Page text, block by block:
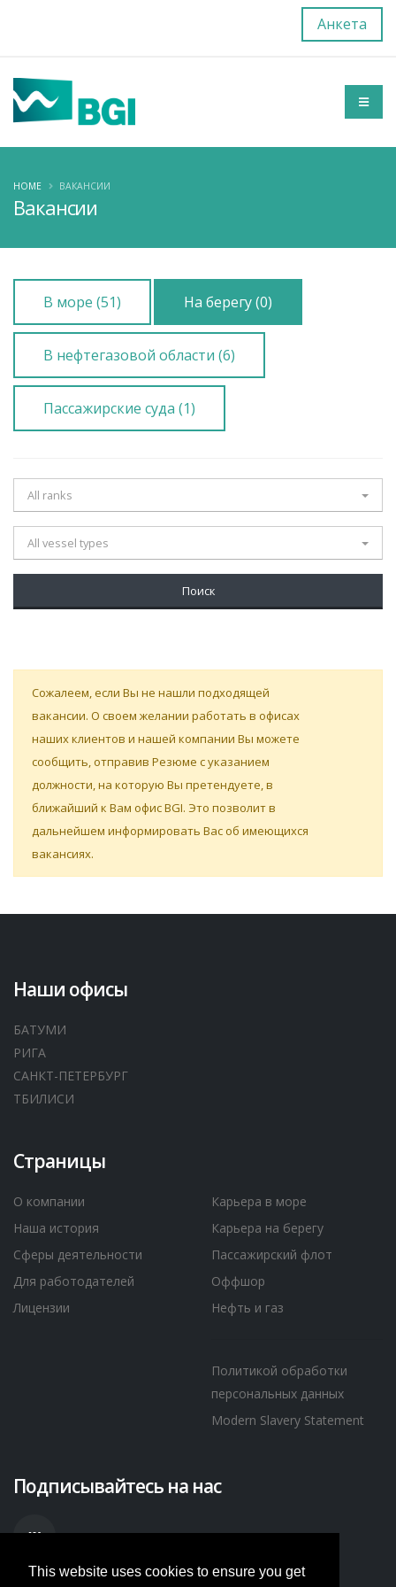
This website uses cookies to ensure you get
Анкета
Вакансии
HOME ВАКАНСИИ
В море (51) На берегу (0)
В нефтегазовой области (6)
Пассажирские суда (1)
All ranks
All vessel types
Сожалеем, если Вы не нашли подходящей
вакансии. О своем желании работать в офисах
наших клиентов и нашей компании Вы можете
сообщить, отправив Резюме с указанием
должности, на которую Вы претендуете, в
ближайший к Вам офис BGI. Это позволит в
дальнейшем информировать Вас об имеющихся
вакансиях.
Наши офисы
БАТУМИ
РИГА
САНКТ-ПЕТЕРБУРГ
ТБИЛИСИ
Страницы
О компании
Наша история
Сферы деятельности
Для работодателей
Лицензии
Карьера в море
Карьера на берегу
Пассажирский флот
Оффшор
Нефть и газ
Политикой обработки
персональных данных
Modern Slavery Statement
Подписывайтесь на нас